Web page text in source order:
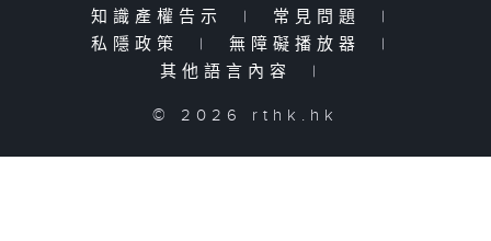
知識產權告示
| 常見問題
|
私隱政策
| 無障礙播放器
|
其他語言內容
|
© 2026 rthk.hk